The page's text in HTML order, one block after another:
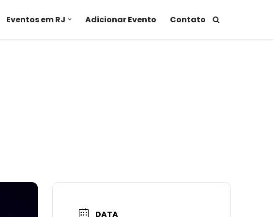
Eventos em RJ Adicionar Evento Contato
DATA